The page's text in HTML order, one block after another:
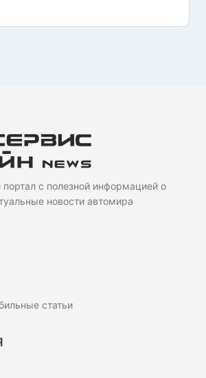
с полезной информацией о
новости автомира
статьи